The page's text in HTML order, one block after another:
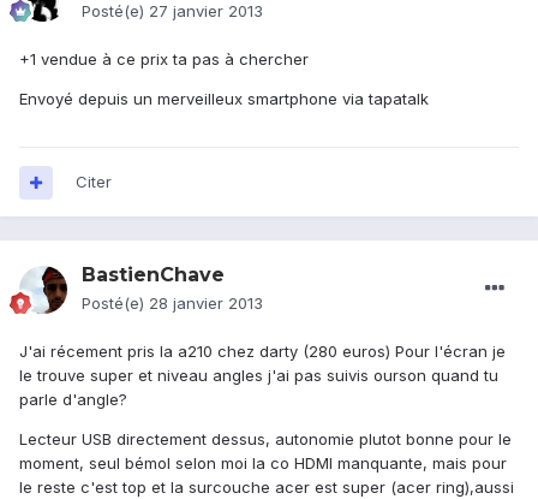
Posté(e) 27 janvier 2013
+1 vendue à ce prix ta pas à chercher
Envoyé depuis un merveilleux smartphone via tapatalk
Citer
BastienChave
Posté(e) 28 janvier 2013
J'ai récement pris la a210 chez darty (280 euros) Pour l'écran je
le trouve super et niveau angles j'ai pas suivis ourson quand tu
parle d'angle?
Lecteur USB directement dessus, autonomie plutot bonne pour le
moment, seul bémol selon moi la co HDMI manquante, mais pour
le reste c'est top et la surcouche acer est super (acer ring),aussi